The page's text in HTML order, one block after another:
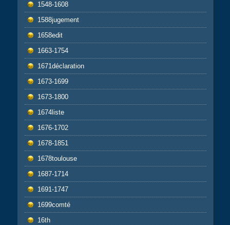
1548-1608
1588jugement
1658edit
1663-1754
1671déclaration
1673-1699
1673-1800
1674liste
1676-1702
1678-1851
1678toulouse
1687-1714
1691-1747
1699comté
16th